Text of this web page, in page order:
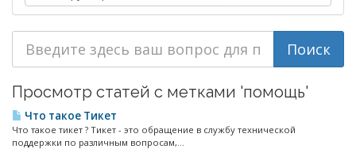
Просмотр статей с метками 'помощь'
Что такое Тикет
Что такое тикет ? Тикет - это обращение в службу технической
поддержки по различным вопросам,...